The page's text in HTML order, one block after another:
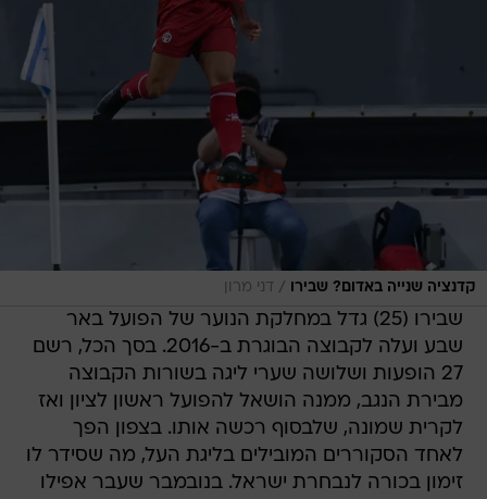
קדנציה שנייה באדום? שבירו / דני מרון
שבירו (25) גדל במחלקת הנוער של הפועל באר
שבע ועלה לקבוצה הבוגרת ב-2016. בסך הכל, רשם
27 הופעות ושלושה שערי ליגה בשורות הקבוצה
מבירת הנגב, ממנה הושאל להפועל ראשון לציון ואז
לקרית שמונה, שלבסוף רכשה אותו. בצפון הפך
לאחד הסקוררים המובילים בליגת העל, מה שסידר לו
זימון בכורה לנבחרת ישראל. בנובמבר שעבר אפילו